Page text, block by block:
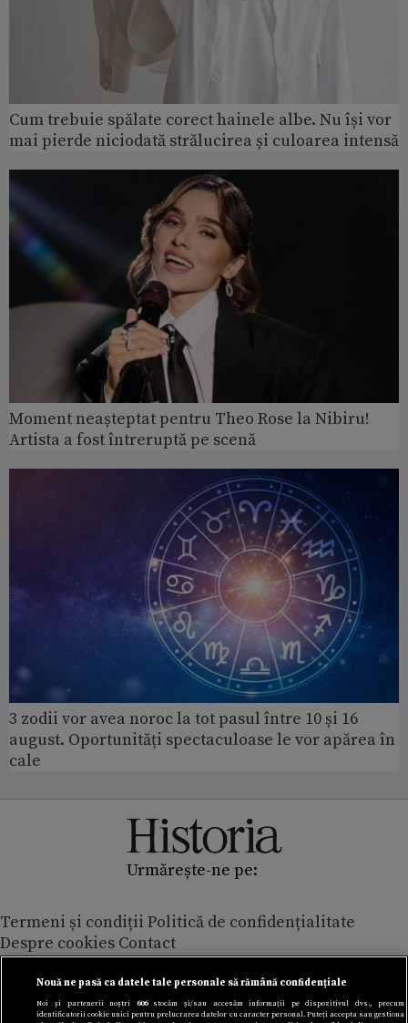
Cum trebuie spălate corect hainele albe. Nu își vor
mai pierde niciodată strălucirea și culoarea intensă
Moment neașteptat pentru Theo Rose la Nibiru!
Artista a fost întreruptă pe scenă
3 zodii vor avea noroc la tot pasul între 10 și 16
august. Oportunități spectaculoase le vor apărea în
cale
Urmărește-ne pe:
Termeni și condiții Politică de confidențialitate
Despre cookies Contact
Modifică preferințe pentru confidențialitate
© Toate drepturile rezervate Adevarul Holding 2026
Nouă ne pasă ca datele tale personale să rămână confidențiale
Noi și partenerii noștri 606stocăm și/sau accesăm informații pe dispozitivul dvs., precum
identificatorii cookie unici pentru prelucrarea datelor cu caracter personal. Puteți accepta sau gestiona